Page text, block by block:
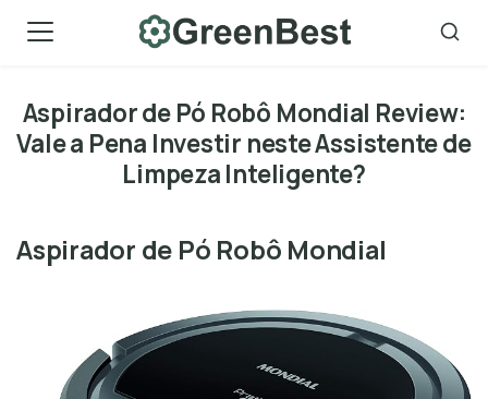
Aspirador de Pó Robô Mondial Review:
Vale a Pena Investir neste Assistente de
Limpeza Inteligente?
Aspirador de Pó Robô Mondial